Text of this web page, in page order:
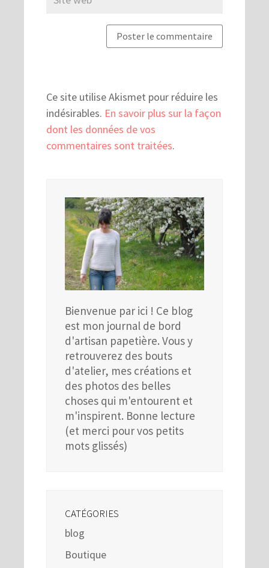
Ce site utilise Akismet pour réduire les
indésirables. En savoir plus sur la façon
dont les données de vos
commentaires sont traitées.
Bienvenue par ici ! Ce blog
est mon journal de bord
d'artisan papetière. Vous y
retrouverez des bouts
d'atelier, mes créations et
des photos des belles
choses qui m'entourent et
m'inspirent. Bonne lecture
(et merci pour vos petits
mots glissés)
CATÉGORIES
blog
Boutique